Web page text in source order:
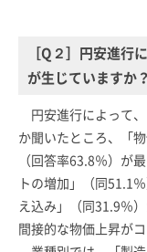
［Q２］円安進行
が生じていますか？
円安進行によって、
か聞いたところ、「
（回答率63.8％）が
トの増加」（同51.1
え込み」（同31.9％
間接的な物価上昇が